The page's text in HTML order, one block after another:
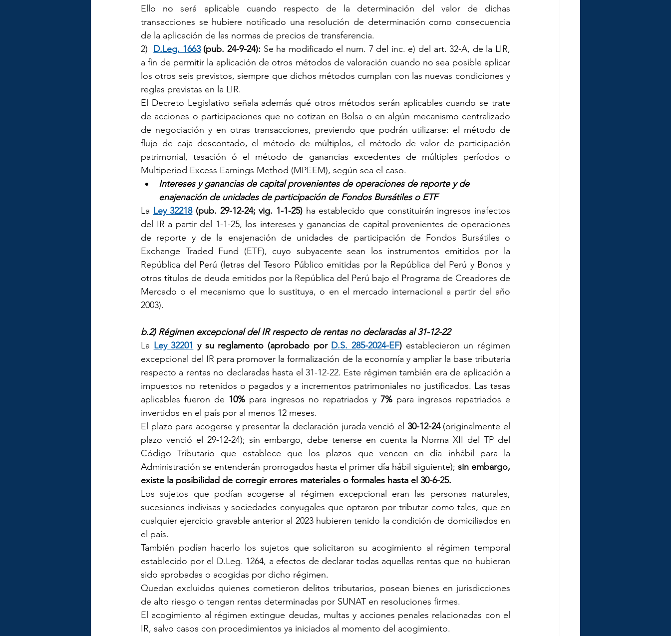
Ello no será aplicable cuando respecto de la determinación del valor de dichas
transacciones se hubiere notificado una resolución de determinación como consecuencia
de la aplicación de las normas de precios de transferencia.
2) D.Leg. 1663 (pub. 24-9-24): Se ha modificado el num. 7 del inc. e) del art. 32-A, de la LIR,
a fin de permitir la aplicación de otros métodos de valoración cuando no sea posible aplicar
los otros seis previstos, siempre que dichos métodos cumplan con las nuevas condiciones y
reglas previstas en la LIR.
El Decreto Legislativo señala además qué otros métodos serán aplicables cuando se trate
de acciones o participaciones que no cotizan en Bolsa o en algún mecanismo centralizado
de negociación y en otras transacciones, previendo que podrán utilizarse: el método de
flujo de caja descontado, el método de múltiplos, el método de valor de participación
patrimonial, tasación ó el método de ganancias excedentes de múltiples períodos o
Multiperiod Excess Earnings Method (MPEEM), según sea el caso.
Intereses y ganancias de capital provenientes de operaciones de reporte y de
enajenación de unidades de participación de Fondos Bursátiles o ETF
La Ley 32218 (pub. 29-12-24; vig. 1-1-25) ha establecido que constituirán ingresos inafectos
del IR a partir del 1-1-25, los intereses y ganancias de capital provenientes de operaciones
de reporte y de la enajenación de unidades de participación de Fondos Bursátiles o
Exchange Traded Fund (ETF), cuyo subyacente sean los instrumentos emitidos por la
República del Perú (letras del Tesoro Público emitidas por la República del Perú y Bonos y
otros títulos de deuda emitidos por la República del Perú bajo el Programa de Creadores de
Mercado o el mecanismo que lo sustituya, o en el mercado internacional a partir del año
2003).
b.2) Régimen excepcional del IR respecto de rentas no declaradas al 31-12-22
La Ley 32201 y su reglamento (aprobado por D.S. 285-2024-EF) establecieron un régimen
excepcional del IR para promover la formalización de la economía y ampliar la base tributaria
respecto a rentas no declaradas hasta el 31-12-22. Este régimen también era de aplicación a
impuestos no retenidos o pagados y a incrementos patrimoniales no justificados. Las tasas
aplicables fueron de 10% para ingresos no repatriados y 7% para ingresos repatriados e
invertidos en el país por al menos 12 meses.
El plazo para acogerse y presentar la declaración jurada venció el 30-12-24 (originalmente el
plazo venció el 29-12-24); sin embargo, debe tenerse en cuenta la Norma XII del TP del
Código Tributario que establece que los plazos que vencen en día inhábil para la
Administración se entenderán prorrogados hasta el primer día hábil siguiente); sin embargo,
existe la posibilidad de corregir errores materiales o formales hasta el 30-6-25.
Los sujetos que podían acogerse al régimen excepcional eran las personas naturales,
sucesiones indivisas y sociedades conyugales que optaron por tributar como tales, que en
cualquier ejercicio gravable anterior al 2023 hubieren tenido la condición de domiciliados en
el país.
También podían hacerlo los sujetos que solicitaron su acogimiento al régimen temporal
establecido por el D.Leg. 1264, a efectos de declarar todas aquellas rentas que no hubieran
sido aprobadas o acogidas por dicho régimen.
Quedan excluidos quienes cometieron delitos tributarios, posean bienes en jurisdicciones
de alto riesgo o tengan rentas determinadas por SUNAT en resoluciones firmes.
El acogimiento al régimen extingue deudas, multas y acciones penales relacionadas con el
IR, salvo casos con procedimientos ya iniciados al momento del acogimiento.